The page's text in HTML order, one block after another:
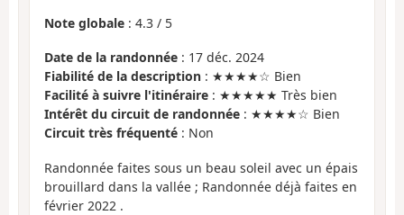
Note globale : 4.3 / 5
Date de la randonnée : 17 déc. 2024
Fiabilité de la description : ★★★★☆ Bien
Facilité à suivre l'itinéraire : ★★★★★ Très bien
Intérêt du circuit de randonnée : ★★★★☆ Bien
Circuit très fréquenté : Non
Randonnée faites sous un beau soleil avec un épais
brouillard dans la vallée ; Randonnée déjà faites en
février 2022 .